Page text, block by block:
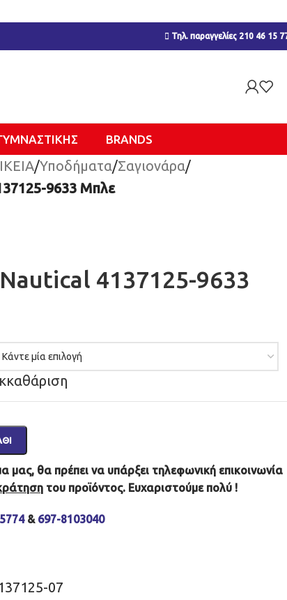
Τηλ. παραγγελίες 210 46 15
BRANDS
/Υποδήματα/Σαγιονάρα/
9633 Μπλε
4137125-9633
θα πρέπει να υπάρξει τηλεφωνική επικοινωνία
του προϊόντος. Ευχαριστούμε πολύ !
& 697-8103040
07